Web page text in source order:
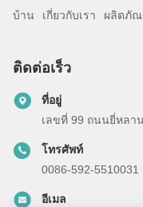
บ้าน เกี่ยวกับเรา ผลิตภั
ติดต่อเร็ว
ที่อยู่
เลขที่ 99 ถนนยี่หลา
โทรศัพท์
0086-592-5510031
อีเมล